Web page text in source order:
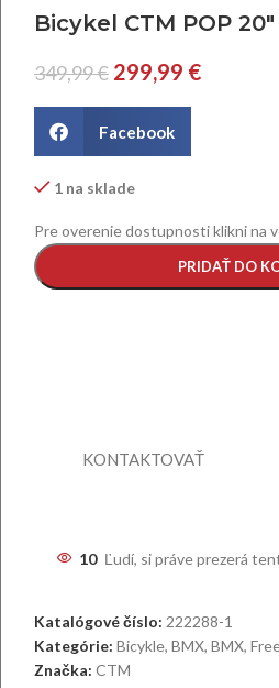
Bicykel CTM POP
349,99€ 299,99 €
Facebook
1 na sklade
Pre overenie dostupnosti klikni na
PRIDAŤ DO
KONTAKTOVAŤ
10 Ľudí, si práve prezerá
Katalógové číslo: 222288-1
Kategórie: Bicykle, BMX, BMX,
Značka: CTM